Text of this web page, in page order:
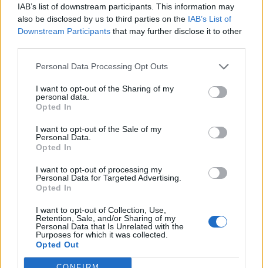
IAB’s list of downstream participants. This information may
also be disclosed by us to third parties on the IAB’s List of
Downstream Participants that may further disclose it to other
Personal Data Processing Opt Outs
I want to opt-out of the Sharing of my
personal data.
Opted In
I want to opt-out of the Sale of my
Personal Data.
Opted In
I want to opt-out of processing my
Personal Data for Targeted Advertising.
Opted In
I want to opt-out of Collection, Use,
Retention, Sale, and/or Sharing of my
Personal Data that Is Unrelated with the
Purposes for which it was collected.
Opted Out
Κρήτη: Τί υποστηρίζει ο επιχειρηματίας για τις
ξαπλώστρες και τις ομπρέλες χωρίς άδεια σε διάσημη
παραλία
Η μια διάσωση μετά την άλλη στην παραλία του Ρεθύμνου
20:43
ΣΧΕΤΙΚA AΡΘΡΑ